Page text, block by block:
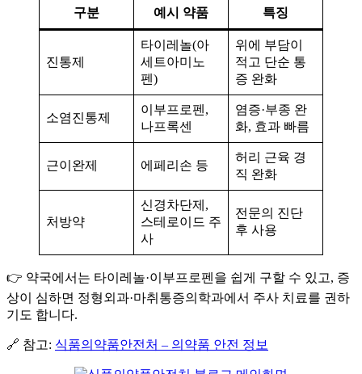
구분 예시 약품 특징
진통제
타이레놀(아
세트아미노
펜)
위에 부담이
적고 단순 통
증 완화
소염진통제
이부프로펜,
나프록센
염증·부종 완
화, 효과 빠름
근이완제 에페리손 등
허리 근육 경
직 완화
처방약
신경차단제,
스테로이드 주
사
전문의 진단
후 사용
👉 약국에서는 타이레놀·이부프로펜을 쉽게 구할 수 있고, 증
상이 심하면 정형외과·마취통증의학과에서 주사 치료를 권하
기도 합니다.
🔗 참고: 식품의약품안전처 – 의약품 안전 정보